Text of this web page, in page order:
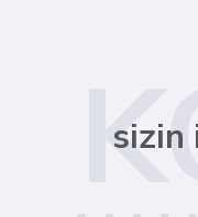
sizin